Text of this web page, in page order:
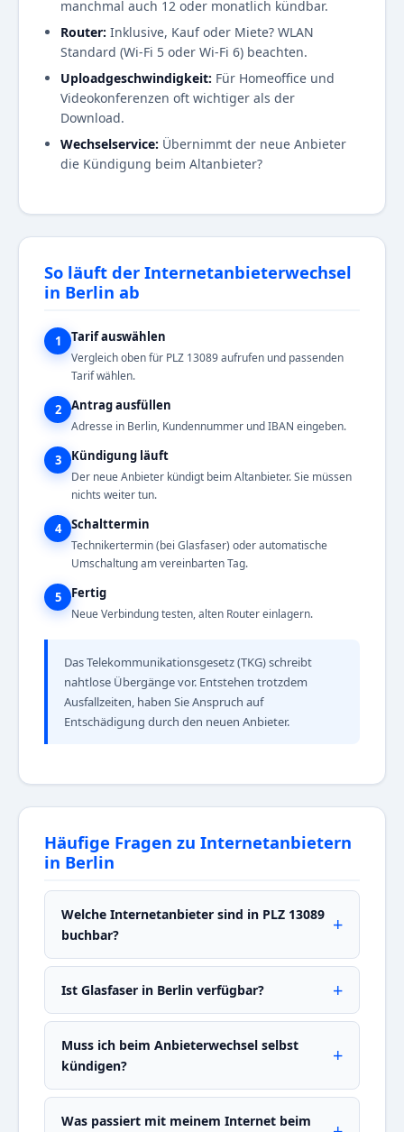
manchmal auch 12 oder monatlich kündbar.
Router: Inklusive, Kauf oder Miete? WLAN
Standard (Wi-Fi 5 oder Wi-Fi 6) beachten.
Uploadgeschwindigkeit: Für Homeoffice und
Videokonferenzen oft wichtiger als der
Download.
Wechselservice: Übernimmt der neue Anbieter
die Kündigung beim Altanbieter?
So läuft der Internetanbieterwechsel
in Berlin ab
1 Tarif auswählen
Vergleich oben für PLZ 13089 aufrufen und passenden
Tarif wählen.
2 Antrag ausfüllen
Adresse in Berlin, Kundennummer und IBAN eingeben.
3 Kündigung läuft
Der neue Anbieter kündigt beim Altanbieter. Sie müssen
nichts weiter tun.
4 Schalttermin
Technikertermin (bei Glasfaser) oder automatische
Umschaltung am vereinbarten Tag.
5 Fertig
Neue Verbindung testen, alten Router einlagern.
Das Telekommunikationsgesetz (TKG) schreibt
nahtlose Übergänge vor. Entstehen trotzdem
Ausfallzeiten, haben Sie Anspruch auf
Entschädigung durch den neuen Anbieter.
Häufige Fragen zu Internetanbietern
in Berlin
Welche Internetanbieter sind in PLZ 13089
buchbar?
Ist Glasfaser in Berlin verfügbar?
Muss ich beim Anbieterwechsel selbst
kündigen?
Was passiert mit meinem Internet beim